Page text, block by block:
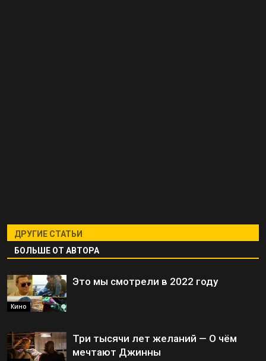
ДРУГИЕ СТАТЬИ
БОЛЬШЕ ОТ АВТОРА
Кино
Это мы смотрели в 2022 году
Три тысячи лет желаний — О чём
мечтают Джинны